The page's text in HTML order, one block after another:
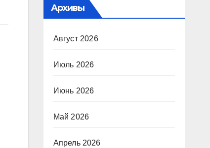
Архивы
Август 2026
Июль 2026
Июнь 2026
Май 2026
Апрель 2026